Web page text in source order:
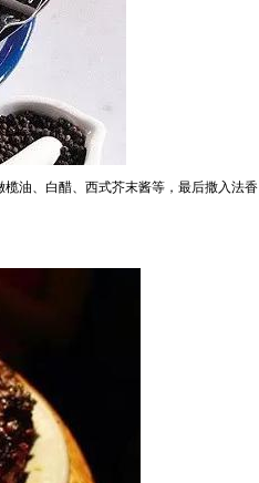
油、白醋、西式芥末酱等，最后撒入法香